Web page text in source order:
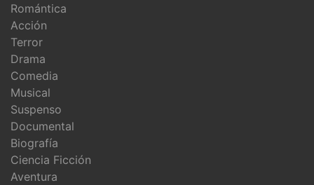
Romántica
Acción
Terror
Drama
Comedia
Musical
Suspenso
Documental
Biografía
Ciencia Ficción
Aventura